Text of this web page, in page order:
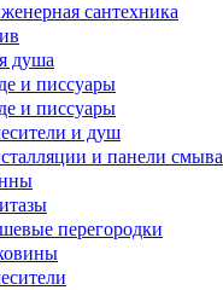
сантехника
душа
и писсуары
и писсуары
и душ
и панели смыва
перегородки